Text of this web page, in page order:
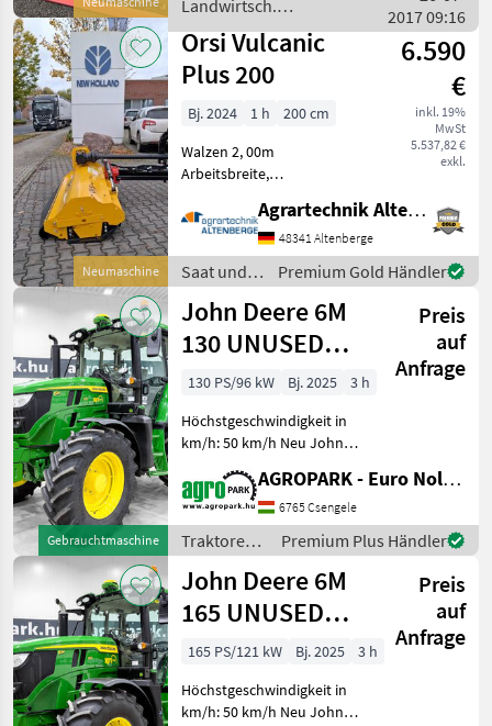
Landwirtsch.
Motorfahrzeuge /
Vogel&Noot
2017 09:16
Neumaschine
Orsi Vulcanic
Plus 200
6.590
€
inkl. 19%
MwSt
5.537,82 €
exkl.
Bj. 2024 1 h
200 cm
Walzen 2, 00m
Arbeitsbreite,
Hydr. Schwenkbar,
Gelenkwelle. Saat und
Pflege Mulchgeräte
Agrartechnik Altenberge GmbH
48341 Altenberge
Saat und
Pflege /
Orsi
Premium Gold Händler
Gebrauchtmaschine
John Deere 6M
130 UNUSED
CommandQuad
Plus 24/24 50
km/h tra
Preis
auf
Anfrage
130 PS/96 kW Bj. 2025
3 h
Höchstgeschwindigkeit in
km/h: 50 km/h Neu John
CommandQuad Plus 24/24
50 km/h Getriebe, gefederte
Vorderachse, Premium-
Federkabine, SF7500
AutoTrac, Dr
AGROPARK - Euro Noliker Kft.
6765 Csengele
Traktoren /
John Deere
Premium Plus Händler
John Deere 6M
165 UNUSED
AutoQuad Plus
20/20 50 km/h
transm
Preis
auf
Anfrage
165 PS/121 kW Bj. 2025
3 h
Höchstgeschwindigkeit in
km/h: 50 km/h Neu John